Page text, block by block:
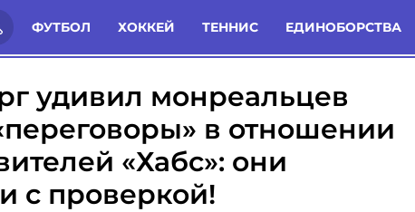
ФУТБОЛ ХОККЕЙ ТЕННИС ЕДИНОБОРСТВА
России: Статьи Комменты Новости
удивил монреальцев
в отношении
«Хабс»: они
с проверкой!